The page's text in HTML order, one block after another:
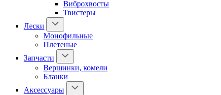
Виброхвосты
Твистеры
Лески
Монофильные
Плетеные
Запчасти
Вершинки, комели
Бланки
Аксессуары